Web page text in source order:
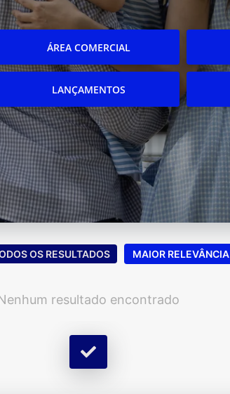
ÁREA COMERCIAL
LANÇAMENTOS
OS RESULTADOS MAIOR RELEVÂNCIA
resultado encontrado